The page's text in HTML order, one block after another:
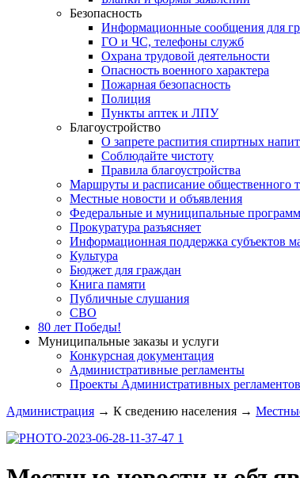
Безопасность
Информационные сообщения для
ГО и ЧС, телефоны служб
Охрана трудовой деятельности
Опасность военного характера
Пожарная безопасность
Полиция
Пункты аптек и ЛПУ
Благоустройство
О запрете распития спиртных
Соблюдайте чистоту
Правила благоустройства
Маршруты и расписание общественного
Местные новости и объявления
Федеральные и муниципальные
Прокуратура разъясняет
Информационная поддержка субъектов
Культура
Бюджет для граждан
Книга памяти
Публичные слушания
СВО
80 лет Победы!
Муниципальные заказы и услуги
Конкурсная документация
Административные регламенты
Проекты Административных регламентов
Администрация → К сведению населения →